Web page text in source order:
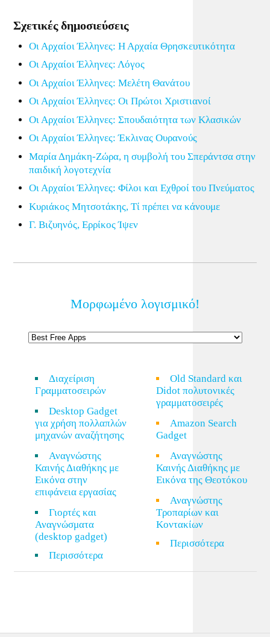
Σχετικές δημοσιεύσεις
Οι Αρχαίοι Έλληνες: Η Αρχαία Θρησκευτικότητα
Οι Αρχαίοι Έλληνες: Λόγος
Οι Αρχαίοι Έλληνες: Μελέτη Θανάτου
Οι Αρχαίοι Έλληνες: Οι Πρώτοι Χριστιανοί
Οι Αρχαίοι Έλληνες: Σπουδαιότητα των Κλασικών
Οι Αρχαίοι Έλληνες: Έκλινας Ουρανούς
Μαρία Δημάκη-Ζώρα, η συμβολή του Σπεράντσα στην
παιδική λογοτεχνία
Οι Αρχαίοι Έλληνες: Φίλοι και Εχθροί του Πνεύματος
Κυριάκος Μητσοτάκης, Τί πρέπει να κάνουμε
Γ. Βιζυηνός, Ερρίκος Ίψεν
Μορφωμένο λογισμικό!
Διαχείριση
Γραμματοσειρών
Desktop Gadget
για χρήση πολλαπλών
μηχανών αναζήτησης
Αναγνώστης
Καινής Διαθήκης με
Εικόνα στην
επιφάνεια εργασίας
Γιορτές και
Αναγνώσματα
(desktop gadget)
Περισσότερα
Old Standard και
Didot πολυτονικές
γραμματοσειρές
Amazon Search
Gadget
Αναγνώστης
Καινής Διαθήκης με
Εικόνα της Θεοτόκου
Αναγνώστης
Τροπαρίων και
Κοντακίων
Περισσότερα